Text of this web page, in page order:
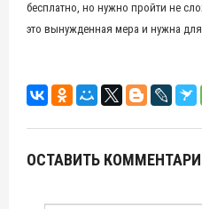
бесплатно, но нужно пройти не
это вынужденная мера и нужна
ОСТАВИТЬ